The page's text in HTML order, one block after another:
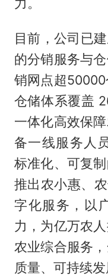
目前，公司已
的分销服务与
销网点超50000
仓储体系覆盖
一体化高效保
备一线服务人
标准化、可复
推出农小惠、
字化服务，以
力，为亿万农
农业综合服务
质量、可持续发